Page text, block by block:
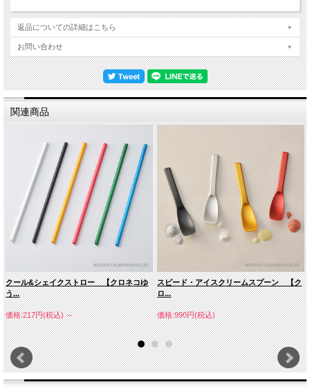
返品についての詳細はこちら
お問い合わせ
関連商品
クール&シェイクストロー 【クロネコゆ
う...
価格:217円(税込)～
スピード・アイスクリームスプーン 【ク
ロ...
価格:990円(税込)